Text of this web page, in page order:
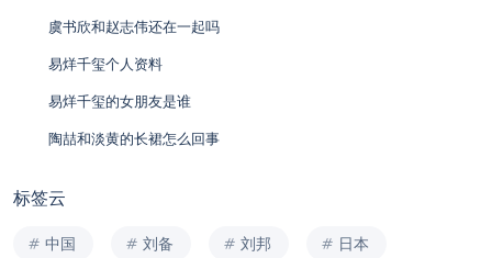
虞书欣和赵志伟还在一起吗
易烊千玺个人资料
易烊千玺的女朋友是谁
陶喆和淡黄的长裙怎么回事
标签云
中国 刘备 刘邦 日本